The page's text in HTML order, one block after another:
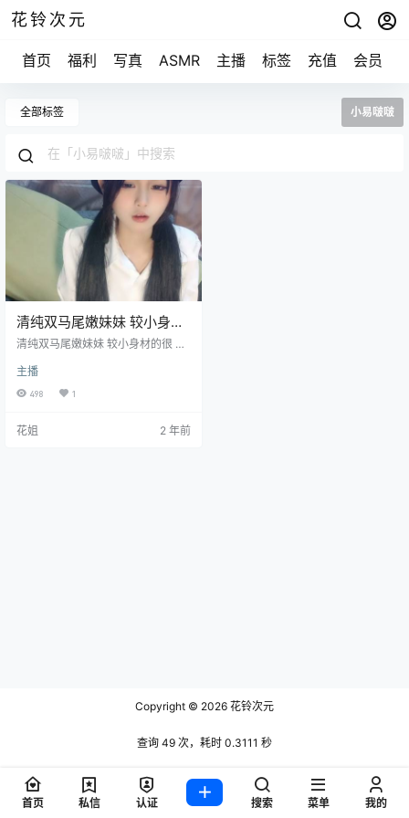
花铃次元
首页 福利 写真 ASMR 主播 标签 充值 会员
全部标签 小易啵啵
清纯双马尾嫩妹妹 较小身材
的很 翘起双腿白袜子
清纯双马尾嫩妹妹 较小身材的很 翘
主播
498 1
花姐 2 年前
Copyright © 2026 花铃次元
查询 49 次，耗时 0.3111 秒
首页 私信 认证 搜索 菜单 我的